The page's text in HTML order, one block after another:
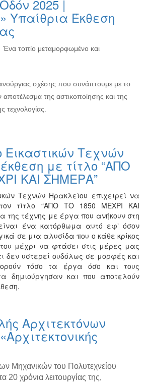
2025 |
Υπαίθρια Έκθεση
Ένα τοπίο μεταμορφωμένο και
σχέσης που συνάπτουμε με το
της αστικοποίησης και της
τεχνολογίας.
Εικαστικών Τεχνών
με τίτλο “ΑΠΟ
ΚΑΙ ΣΗΜΕΡΑ”
Τεχνών Ηρακλείου επιχειρεί να
τίτλο “ΑΠΟ ΤΟ 1850 ΜΕΧΡΙ ΚΑΙ
της τέχνης με έργα που ανήκουν στη
ένα κατόρθωμα αυτό εφʼ όσον
σε μια αλυσίδα που ο κάθε κρίκος
μέχρι να φτάσει στις μέρες μας
δεν υστερεί ουδόλως σε μορφές και
τόσο τα έργα όσο και τους
δημιούργησαν και που αποτελούν
Αρχιτεκτόνων
Μηχανικών του Πολυτεχνείου
20 χρόνια λειτουργίας της,